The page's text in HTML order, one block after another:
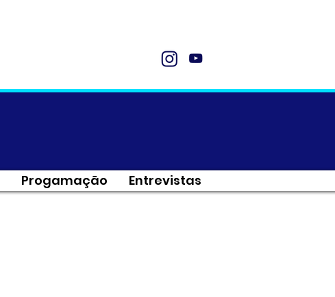
Progamação Entrevistas